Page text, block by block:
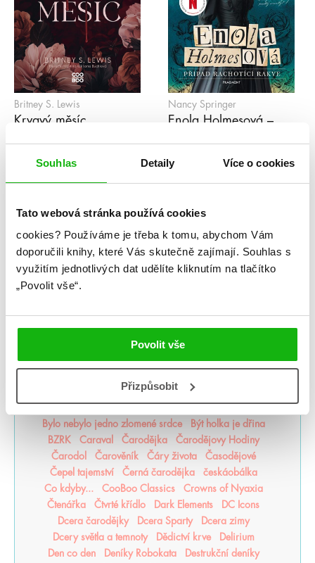
Souhlas Detaily Více o cookies
Tato webová stránka používá cookies
cookies? Používáme je třeba k tomu, abychom Vám
doporučili knihy, které Vás skutečně zajímají. Souhlas s
využitím jednotlivých dat udělíte kliknutím na tlačítko
„Povolit vše“.
Povolit vše
Přizpůsobit
Britney S. Lewis
Krvavý měsíc
Nancy Springer
Enola Holmesová –
1 2 3 4 5 ... 98 »
Série
#humbookpodcast
Americká princezna
Apollónův pád Arila
Arkádie
Asistentka Zloducha
Aurora povstává
Balada mrtvého světa
Bergman Brothers
Bohemian Royals
Bohové Olympu
Bouřná vrána
Božští rivalové
Bylo nebylo jedno zlomené srdce
Být holka je dřina
BZRK
Caraval Čarodějka
Čarodějovy Hodiny
Čarodol
Čarověník Čáry života
Časodějové
Čepel tajemství
Černá čarodějka
českáobálka
Co kdyby...
CooBoo Classics
Crowns of Nyaxia
Čtenářka
Čtvrté křídlo Dark Elements
DC Icons
Dcera čarodějky
Dcera Sparty
Dcera zimy
Dcery světla a temnoty
Dědictví krve
Delirium
Den co den
Deníky Robokata
Destrukční deníky